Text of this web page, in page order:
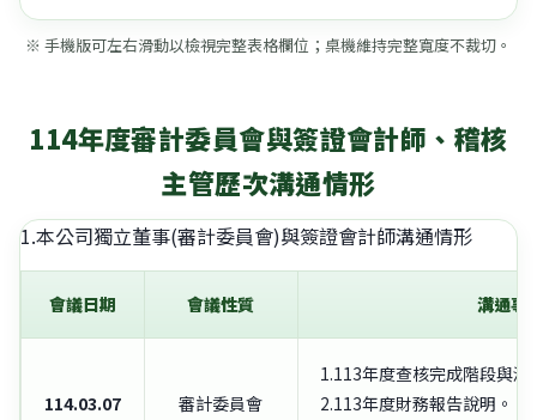
※ 手機版可左右滑動以檢視完整表格欄位；桌機維持完整寬度不裁切。
114年度審計委員會與簽證會計師、稽核
主管歷次溝通情形
1.本公司獨立董事(審計委員會)與簽證會計師溝通情形
會議日期 會議性質 溝通事
114.03.07 審計委員會
1.113年度查核完成階段與
2.113年度財務報告說明。